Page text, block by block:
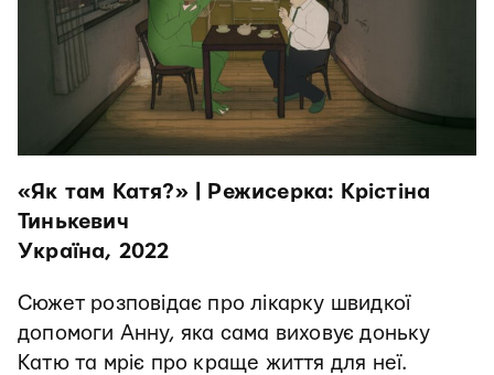
«Як там Катя?» | Режисерка: Крістіна
Тинькевич
Україна, 2022
Сюжет розповідає про лікарку швидкої
допомоги Анну, яка сама виховує доньку
Катю та мріє про краще життя для неї.